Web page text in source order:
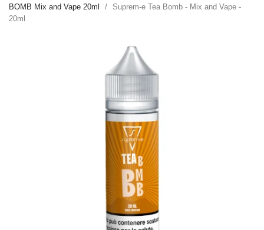
BOMB Mix and Vape 20ml
Suprem-e Tea Bomb - Mix and Vape -
20ml